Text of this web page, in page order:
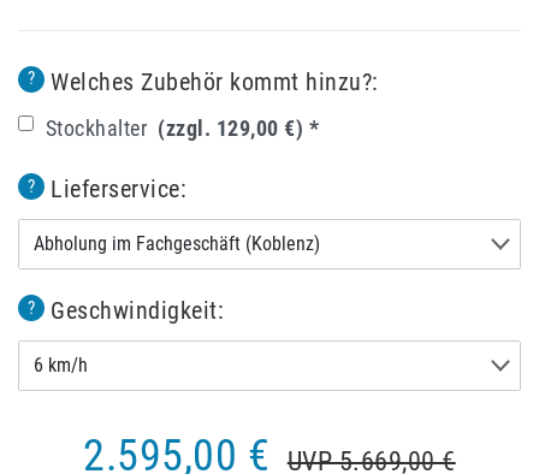
? Welches Zubehör kommt hinzu?:
Stockhalter (zzgl. 129,00 €) *
? Lieferservice:
Abholung im Fachgeschäft (Koblenz)
? Geschwindigkeit:
6 km/h
2.595,00 € UVP 5.669,00 €